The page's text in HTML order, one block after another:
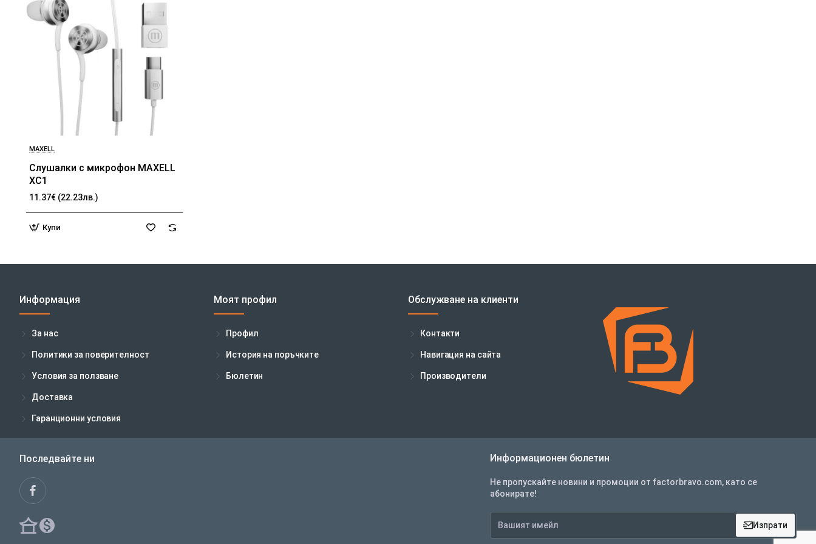
MAXELL
Слушалки с микрофон MAXELL
XC1
11.37€ (22.23лв.)
Купи
Информация
За нас
Политики за поверителност
Условия за ползване
Доставка
Гаранционни условия
Моят профил
Профил
История на поръчките
Бюлетин
Обслужване на клиенти
Контакти
Навигация на сайта
Производители
Последвайте ни Информационен бюлетин
Не пропускайте новини и промоции от factorbravo.com, като се
абонирате!
Вашият
имейл
Изпрати